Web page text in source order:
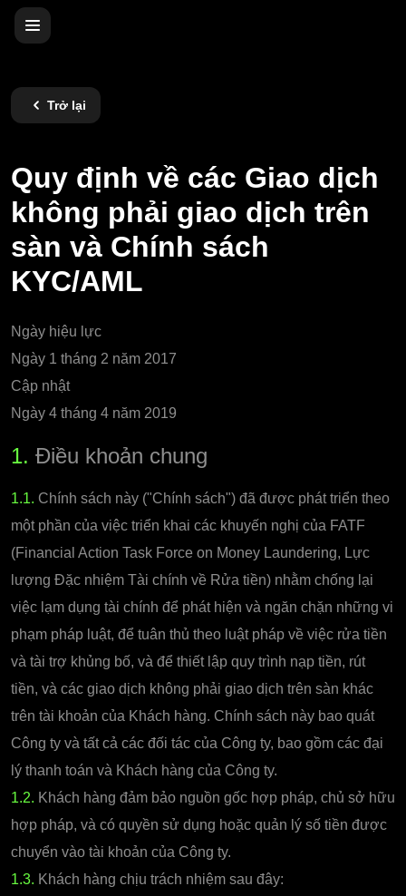
Trở lại
Quy định về các Giao dịch
không phải giao dịch trên
sàn và Chính sách
KYC/AML
Ngày hiệu lực
Ngày 1 tháng 2 năm 2017
Cập nhật
Ngày 4 tháng 4 năm 2019
1. Điều khoản chung
1.1. Chính sách này ("Chính sách") đã được phát triển theo
một phần của việc triển khai các khuyến nghị của FATF
(Financial Action Task Force on Money Laundering, Lực
lượng Đặc nhiệm Tài chính về Rửa tiền) nhằm chống lại
việc lạm dụng tài chính để phát hiện và ngăn chặn những vi
phạm pháp luật, để tuân thủ theo luật pháp về việc rửa tiền
và tài trợ khủng bố, và để thiết lập quy trình nạp tiền, rút
tiền, và các giao dịch không phải giao dịch trên sàn khác
trên tài khoản của Khách hàng. Chính sách này bao quát
Công ty và tất cả các đối tác của Công ty, bao gồm các đại
lý thanh toán và Khách hàng của Công ty.
1.2. Khách hàng đảm bảo nguồn gốc hợp pháp, chủ sở hữu
hợp pháp, và có quyền sử dụng hoặc quản lý số tiền được
chuyển vào tài khoản của Công ty.
1.3. Khách hàng chịu trách nhiệm sau đây: